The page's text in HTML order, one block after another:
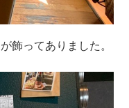
飾ってありました。